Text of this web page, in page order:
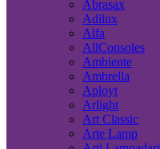
Abrasax
Adilux
Alfa
AllConsoles
Ambiente
Ambrella
Aployt
Arlight
Art Classic
Arte Lamp